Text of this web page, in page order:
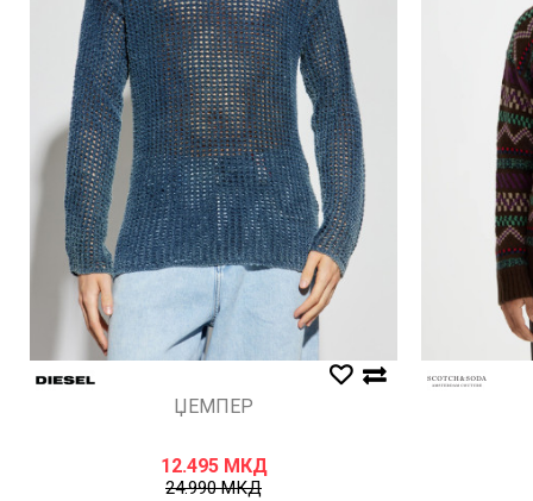
ЏЕМПЕР
12.495 МКД
24.990МКД